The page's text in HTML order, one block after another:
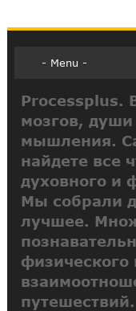
Processplus.
мозгов, души
мышления.
найдете все
духовного и
Мы собрали
лучшее.
физического
путешествий.